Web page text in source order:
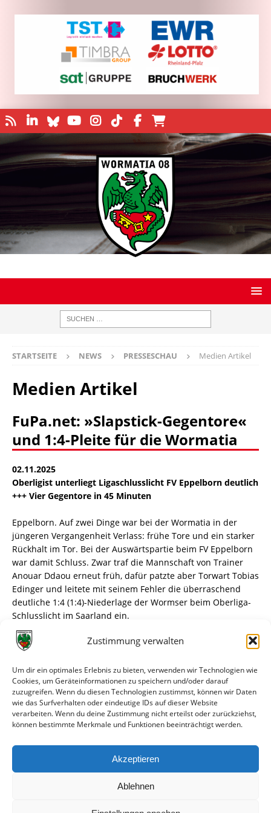
Zustimmung verwalten
Um dir ein optimales Erlebnis zu bieten, verwenden wir Technologien wie
Cookies, um Geräteinformationen zu speichern und/oder darauf
zuzugreifen. Wenn du diesen Technologien zustimmst, können wir Daten
wie das Surfverhalten oder eindeutige IDs auf dieser Website
verarbeiten. Wenn du deine Zustimmung nicht erteilst oder zurückziehst,
können bestimmte Merkmale und Funktionen beeinträchtigt werden.
Akzeptieren
Ablehnen
STARTSEITE NEWS PRESSESCHAU Medien Artikel
Medien Artikel
FuPa.net: »Slapstick-Gegentore«
und 1:4-Pleite für die Wormatia
02.11.2025
Oberligist unterliegt Ligaschlusslicht FV Eppelborn deutlich
+++ Vier Gegentore in 45 Minuten
Eppelborn. Auf zwei Dinge war bei der Wormatia in der
jüngeren Vergangenheit Verlass: frühe Tore und ein starker
Rückhalt im Tor. Bei der Auswärtspartie beim FV Eppelborn
war damit Schluss. Zwar traf die Mannschaft von Trainer
Anouar Ddaou erneut früh, dafür patzte aber Torwart Tobias
Edinger und leitete mit seinem Fehler die überraschend
deutliche 1:4 (1:4)-Niederlage der Wormser beim Oberliga-
Schlusslicht im Saarland ein.
Es lief die 25. Minute, als Worms’ Keeper ein kurioses
Gegentor verschuldete. Beim Versuch, den Ball nach einem
ungenauen Rückpass von VfR-Kapitän Altin Vrella nach
vorne zu schlagen, traf Edingers Schuss den Rücken von
Eppelborn-Spieler Luca Delestowicz, von wo der Ball ins
Wormatia-Tor flog. Die Szene stand sinnbildlich für einen
gebrauchten Tag der Wormaten. Trainer Anouar Ddaou
Treffern, „die wir nicht hätten kassieren müssen“.
weiterlesen